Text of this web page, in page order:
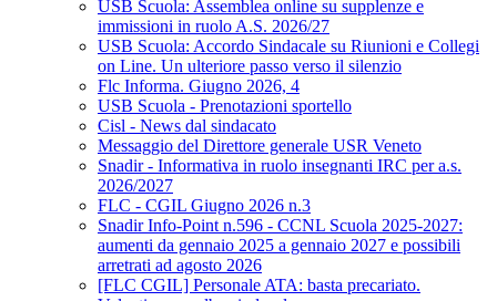
USB Scuola: Assemblea online su supplenze e
immissioni in ruolo A.S. 2026/27
USB Scuola: Accordo Sindacale su Riunioni e Collegi
on Line. Un ulteriore passo verso il silenzio
Flc Informa. Giugno 2026, 4
USB Scuola - Prenotazioni sportello
Cisl - News dal sindacato
Messaggio del Direttore generale USR Veneto
Snadir - Informativa in ruolo insegnanti IRC per a.s.
2026/2027
FLC - CGIL Giugno 2026 n.3
Snadir Info-Point n.596 - CCNL Scuola 2025-2027:
aumenti da gennaio 2025 a gennaio 2027 e possibili
arretrati ad agosto 2026
[FLC CGIL] Personale ATA: basta precariato.